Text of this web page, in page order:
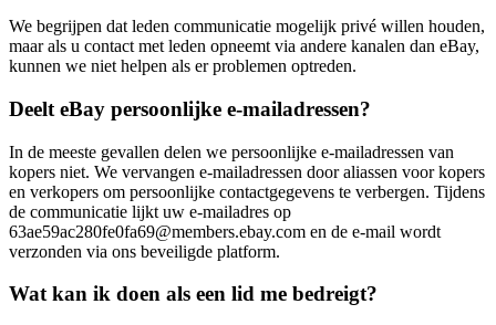
We begrijpen dat leden communicatie mogelijk privé willen houden,
maar als u contact met leden opneemt via andere kanalen dan eBay,
kunnen we niet helpen als er problemen optreden.
Deelt eBay persoonlijke e-mailadressen?
In de meeste gevallen delen we persoonlijke e-mailadressen van
kopers niet. We vervangen e-mailadressen door aliassen voor kopers
en verkopers om persoonlijke contactgegevens te verbergen. Tijdens
de communicatie lijkt uw e-mailadres op
63ae59ac280fe0fa69@members.ebay.com en de e-mail wordt
verzonden via ons beveiligde platform.
Wat kan ik doen als een lid me bedreigt?